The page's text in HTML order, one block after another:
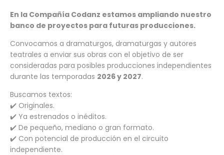
En la Compañía Codanz estamos ampliando nuestro
banco de proyectos para futuras producciones.
Convocamos a dramaturgos, dramaturgas y autores
teatrales a enviar sus obras con el objetivo de ser
consideradas para posibles producciones independientes
durante las temporadas 2026 y 2027.
Buscamos textos:
✔️ Originales.
✔️ Ya estrenados o inéditos.
✔️ De pequeño, mediano o gran formato.
✔️ Con potencial de producción en el circuito
independiente.